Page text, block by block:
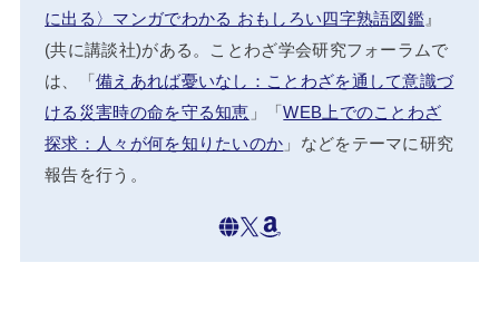
に出る〉マンガでわかる おもしろい四字熟語図鑑 』
(共に講談社)がある。ことわざ学会研究フォーラムで
は、「備えあれば憂いなし：ことわざを通して意識づ
ける災害時の命を守る知恵 」「WEB上でのことわざ
探求：人々が何を知りたいのか 」などをテーマに研究
報告を行う。